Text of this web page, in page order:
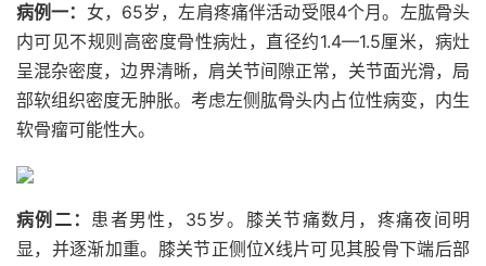
病例一： 女，65岁，左肩疼痛伴活动受限4个月。左肱骨头
内可见不规则高密度骨性病灶，直径约1.4—1.5厘米，病灶
呈混杂密度，边界清晰，肩关节间隙正常，关节面光滑，局
部软组织密度无肿胀。考虑左侧肱骨头内占位性病变，内生
软骨瘤可能性大。
病例二： 患者男性，35岁。膝关节痛数月，疼痛夜间明
显，并逐渐加重。膝关节正侧位X线片可见其股骨下端后部